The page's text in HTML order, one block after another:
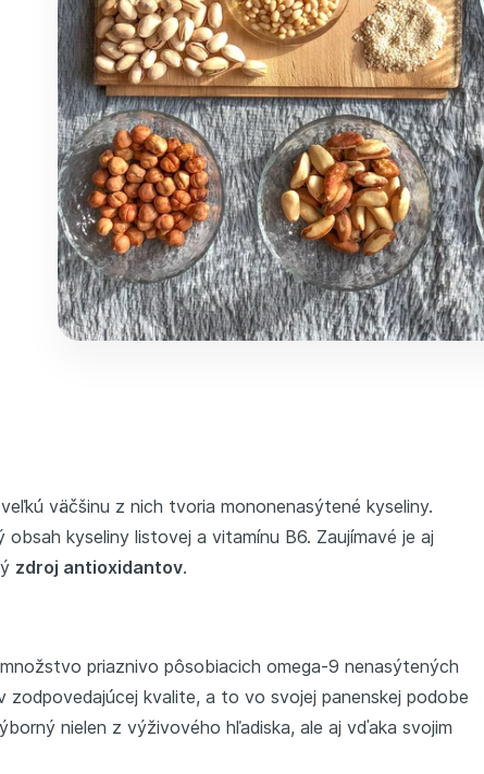
väčšinu z nich tvoria mononenasýtené kyseliny.
kyseliny listovej a vitamínu B6. Zaujímavé je aj
zdroj antioxidantov.
priaznivo pôsobiacich omega-9 nenasýtených
kvalite, a to vo svojej panenskej podobe
nielen z výživového hľadiska, ale aj vďaka svojim